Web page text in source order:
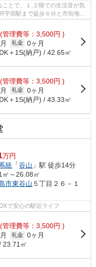
とで、１,２階での生活音が気
(管理費等：3,500円 )
礼金 0ヶ月
＋1S(納戸) / 42.65㎡
(管理費等：3,500円 )
礼金 0ヶ月
＋1S(納戸) / 43.33㎡
万円
統 「谷山 」駅 徒歩14分
～26.08㎡
市東谷山 ５丁目２６－１
で安心の駅近ライフ
(管理費等：3,500円 )
礼金 0ヶ月
23.71㎡